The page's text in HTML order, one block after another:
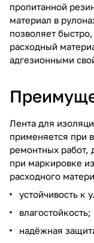
пропитанной
материал в
позволяет
расходный
адгезионными
Лента для
применяется при
ремонтных работ,
при маркировке
расходного
устойчивость к
влагостойкость;
надёжная